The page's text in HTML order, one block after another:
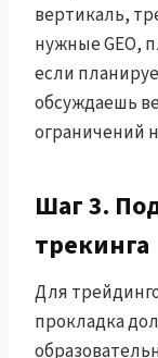
вертикаль,
нужные GEO,
если
обсуждаешь
ограничений
Шаг 3.
трекинга
Для
прокладка